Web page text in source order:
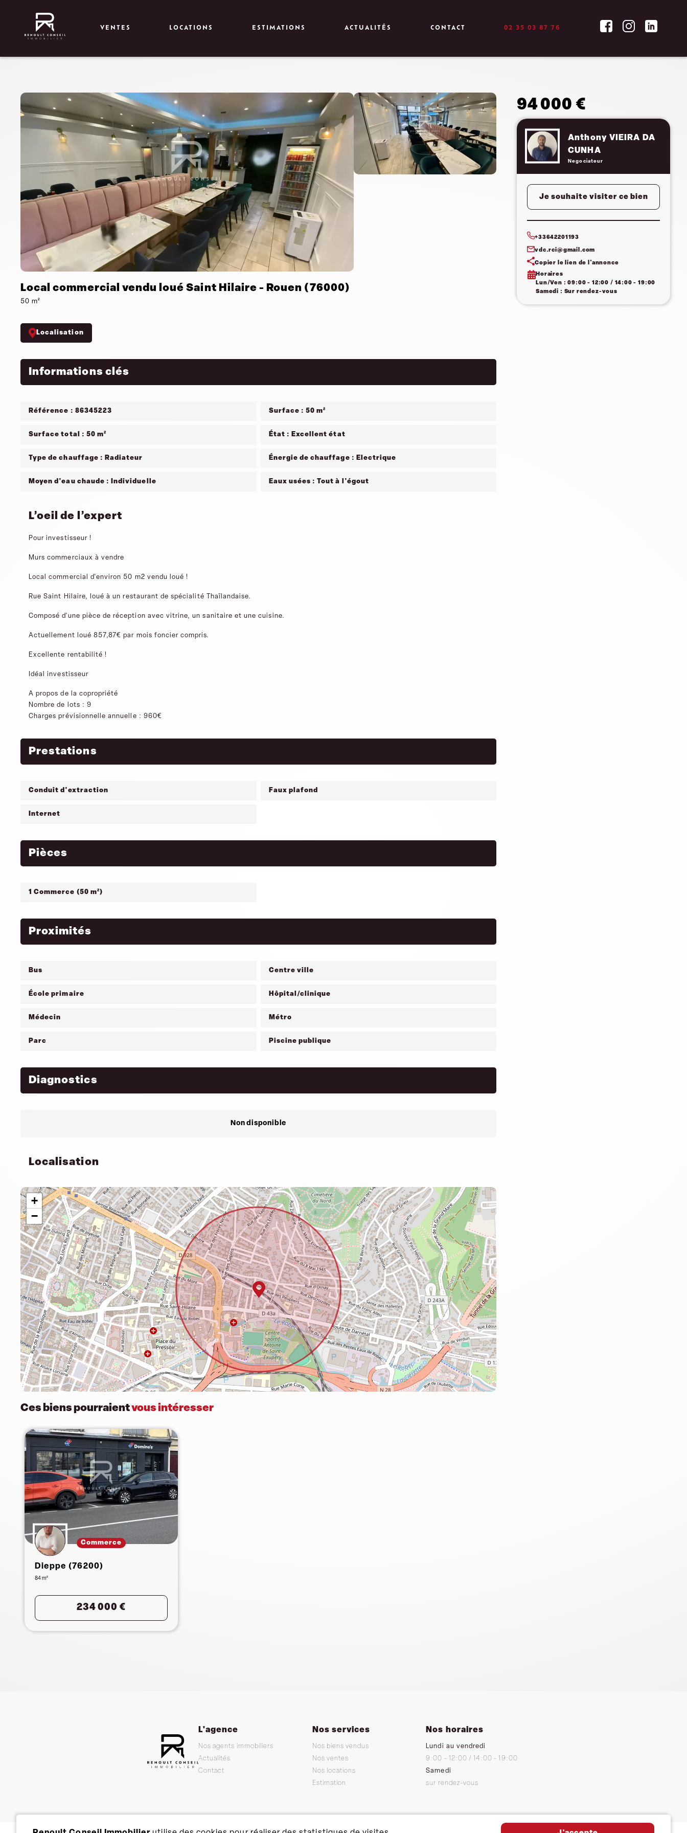
VENTES LOCATIONS ESTIMATIONS ACTUALITÉS CONTACT 02 35 03 87 76
Local commercial vendu loué Saint Hilaire - Rouen (76000)
50 m²
Localisation
Informations clés
Référence : 86345223 Surface : 50 m²
Surface total : 50 m² État : Excellent état
Type de chauffage : Radiateur Énergie de chauffage : Electrique
Moyen d'eau chaude : Individuelle Eaux usées : Tout à l'égout
L’oeil de l’expert
Pour investisseur !
Murs commerciaux à vendre
Local commercial d'environ 50 m2 vendu loué !
Rue Saint Hilaire, loué à un restaurant de spécialité Thaïlandaise.
Composé d'une pièce de réception avec vitrine, un sanitaire et une cuisine.
Actuellement loué 857,87€ par mois foncier compris.
Excellente rentabilité !
Idéal investisseur
A propos de la copropriété
Nombre de lots : 9
Charges prévisionnelle annuelle : 960€
Prestations
Conduit d'extraction Faux plafond
Internet
Pièces
1 Commerce (50 m²)
Proximités
Bus Centre ville
École primaire Hôpital/clinique
Médecin Métro
Parc Piscine publique
Diagnostics
Non disponible
Localisation
+
−
Ces biens pourraientvous intéresser
Commerce
Dieppe (76200)
84 m²
234 000 €
94 000 €
Anthony VIEIRA DA
CUNHA
Negociateur
Je souhaite visiter ce bien
+33642201193
vdc.rci@gmail.com
Copier le lien de l'annonce
Horaires
Lun/Ven : 09:00 - 12:00 / 14:00 - 19:00
Samedi : Sur rendez-vous
L'agence
Nos agents immobiliers
Actualités
Contact
Nos services
Nos biens vendus
Nos ventes
Nos locations
Estimation
Nos horaires
Lundi au vendredi
9:00 - 12:00 / 14:00 - 19:00
Samedi
sur rendez-vous